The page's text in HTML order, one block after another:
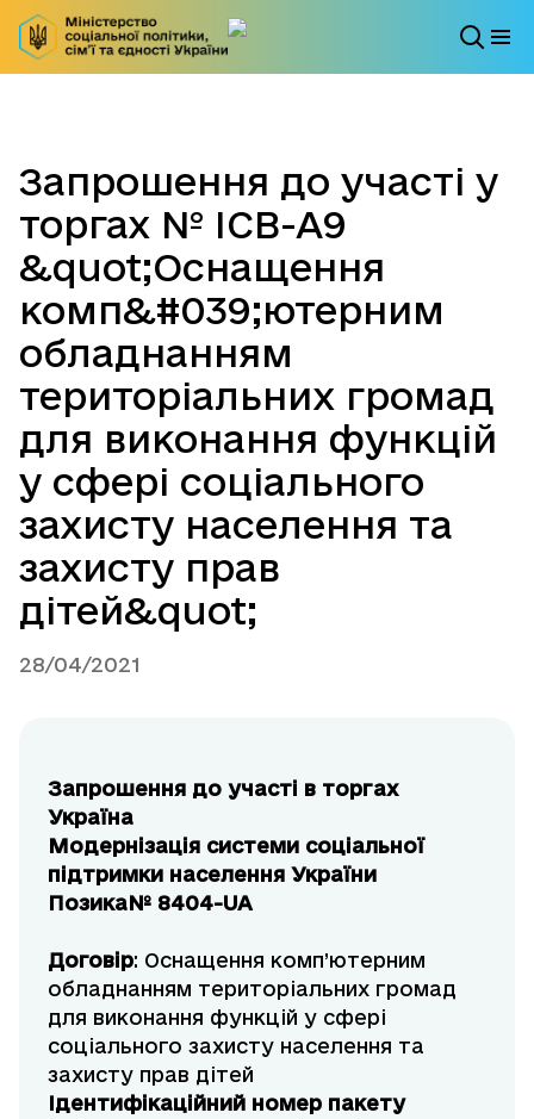
Запрошення до участі у
торгах № ICB-A9
&quot;Оснащення
комп&#039;ютерним
обладнанням
територіальних громад
для виконання функцій
у сфері соціального
захисту населення та
захисту прав
дітей&quot;
28/04/2021
Запрошення до участі в торгах
Україна
Модернізація системи соціальної
підтримки населення України
Позика№ 8404-UA
Договір: Оснащення комп’ютерним
обладнанням територіальних громад
для виконання функцій у сфері
соціального захисту населення та
захисту прав дітей
Ідентифікаційний номер пакету